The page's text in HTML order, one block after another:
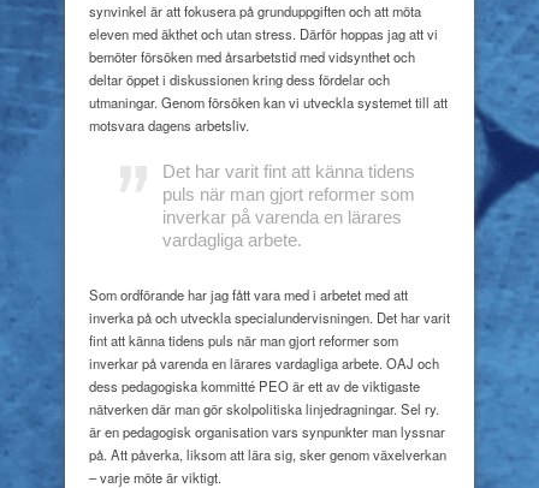
synvinkel är att fokusera på grunduppgiften och att möta
eleven med äkthet och utan stress. Därför hoppas jag att vi
bemöter försöken med årsarbetstid med vidsynthet och
deltar öppet i diskussionen kring dess fördelar och
utmaningar. Genom försöken kan vi utveckla systemet till att
motsvara dagens arbetsliv.
Det har varit fint att känna tidens
puls när man gjort reformer som
inverkar på varenda en lärares
vardagliga arbete.
Som ordförande har jag fått vara med i arbetet med att
inverka på och utveckla specialundervisningen. Det har varit
fint att känna tidens puls när man gjort reformer som
inverkar på varenda en lärares vardagliga arbete. OAJ och
dess pedagogiska kommitté PEO är ett av de viktigaste
nätverken där man gör skolpolitiska linjedragningar. Sel ry.
är en pedagogisk organisation vars synpunkter man lyssnar
på. Att påverka, liksom att lära sig, sker genom växelverkan
– varje möte är viktigt.